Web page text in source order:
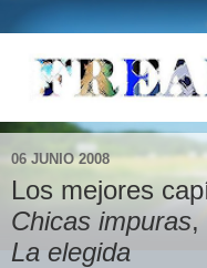
06 JUNIO 2008
Los mejores
Chicas impuras,
La elegida